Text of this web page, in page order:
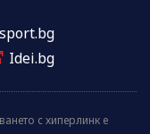
Idei.bg
с хиперлинк е